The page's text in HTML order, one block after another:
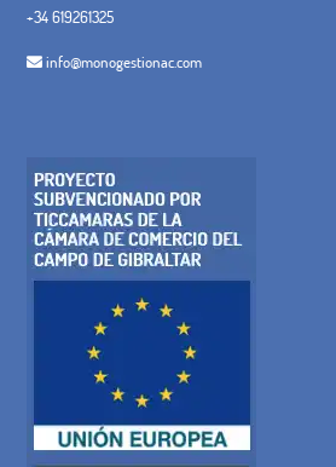
+34 619261325
info@monogestionac.com